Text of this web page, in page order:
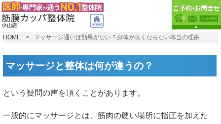
HOME マッサージ通いは効果がない？身体が良くならない本当の理由
マッサージと整体は何が違うの？
という疑問の声を頂くことがあります。
一般的にマッサージとは、筋肉の硬い場所に指圧を加えた